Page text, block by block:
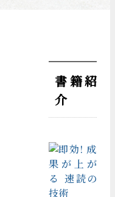
書籍紹
介